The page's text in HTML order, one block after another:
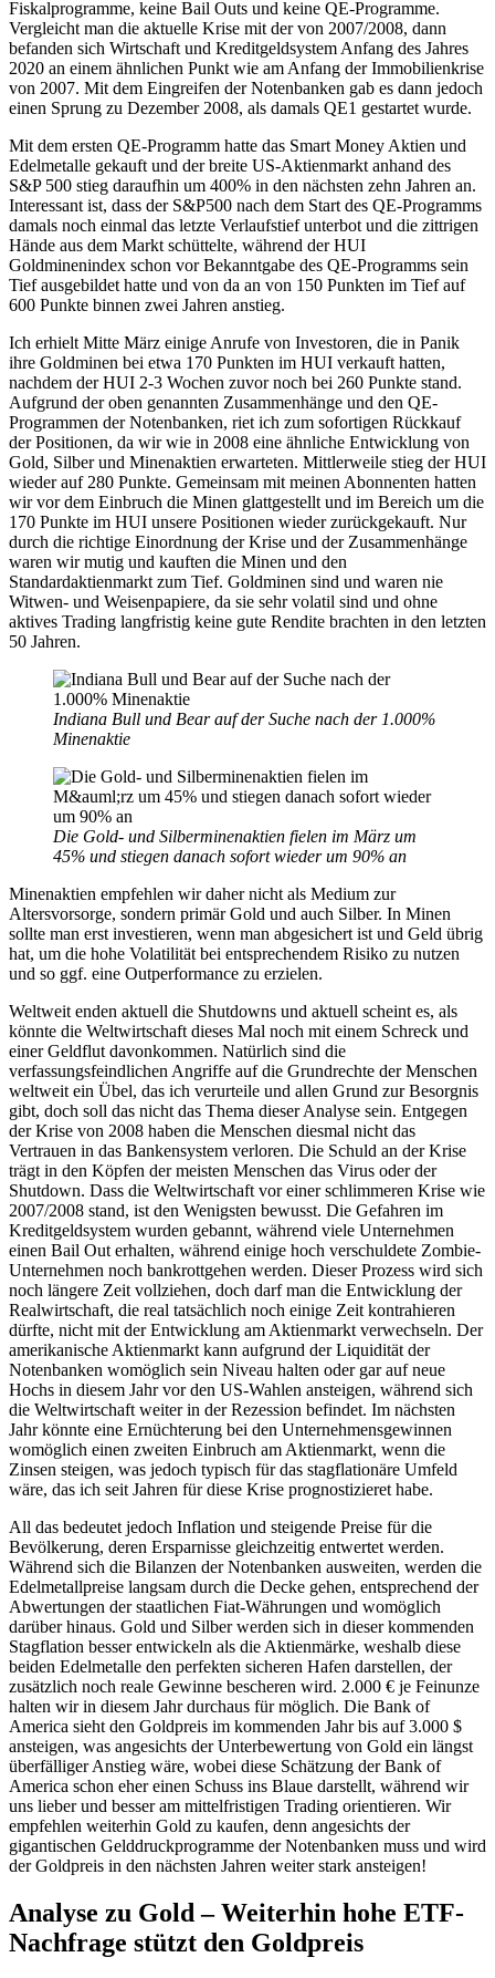
Fiskalprogramme, keine Bail Outs und keine QE-Programme.
Vergleicht man die aktuelle Krise mit der von 2007/2008, dann
befanden sich Wirtschaft und Kreditgeldsystem Anfang des Jahres
2020 an einem ähnlichen Punkt wie am Anfang der Immobilienkrise
von 2007. Mit dem Eingreifen der Notenbanken gab es dann jedoch
einen Sprung zu Dezember 2008, als damals QE1 gestartet wurde.
Mit dem ersten QE-Programm hatte das Smart Money Aktien und
Edelmetalle gekauft und der breite US-Aktienmarkt anhand des
S&P 500 stieg daraufhin um 400% in den nächsten zehn Jahren an.
Interessant ist, dass der S&P500 nach dem Start des QE-Programms
damals noch einmal das letzte Verlaufstief unterbot und die zittrigen
Hände aus dem Markt schüttelte, während der HUI
Goldminenindex schon vor Bekanntgabe des QE-Programms sein
Tief ausgebildet hatte und von da an von 150 Punkten im Tief auf
600 Punkte binnen zwei Jahren anstieg.
Ich erhielt Mitte März einige Anrufe von Investoren, die in Panik
ihre Goldminen bei etwa 170 Punkten im HUI verkauft hatten,
nachdem der HUI 2-3 Wochen zuvor noch bei 260 Punkte stand.
Aufgrund der oben genannten Zusammenhänge und den QE-
Programmen der Notenbanken, riet ich zum sofortigen Rückkauf
der Positionen, da wir wie in 2008 eine ähnliche Entwicklung von
Gold, Silber und Minenaktien erwarteten. Mittlerweile stieg der HUI
wieder auf 280 Punkte. Gemeinsam mit meinen Abonnenten hatten
wir vor dem Einbruch die Minen glattgestellt und im Bereich um die
170 Punkte im HUI unsere Positionen wieder zurückgekauft. Nur
durch die richtige Einordnung der Krise und der Zusammenhänge
waren wir mutig und kauften die Minen und den
Standardaktienmarkt zum Tief. Goldminen sind und waren nie
Witwen- und Weisenpapiere, da sie sehr volatil sind und ohne
aktives Trading langfristig keine gute Rendite brachten in den letzten
50 Jahren.
Indiana Bull und Bear auf der Suche nach der 1.000%
Minenaktie
Die Gold- und Silberminenaktien fielen im März um
45% und stiegen danach sofort wieder um 90% an
Minenaktien empfehlen wir daher nicht als Medium zur
Altersvorsorge, sondern primär Gold und auch Silber. In Minen
sollte man erst investieren, wenn man abgesichert ist und Geld übrig
hat, um die hohe Volatilität bei entsprechendem Risiko zu nutzen
und so ggf. eine Outperformance zu erzielen.
Weltweit enden aktuell die Shutdowns und aktuell scheint es, als
könnte die Weltwirtschaft dieses Mal noch mit einem Schreck und
einer Geldflut davonkommen. Natürlich sind die
verfassungsfeindlichen Angriffe auf die Grundrechte der Menschen
weltweit ein Übel, das ich verurteile und allen Grund zur Besorgnis
gibt, doch soll das nicht das Thema dieser Analyse sein. Entgegen
der Krise von 2008 haben die Menschen diesmal nicht das
Vertrauen in das Bankensystem verloren. Die Schuld an der Krise
trägt in den Köpfen der meisten Menschen das Virus oder der
Shutdown. Dass die Weltwirtschaft vor einer schlimmeren Krise wie
2007/2008 stand, ist den Wenigsten bewusst. Die Gefahren im
Kreditgeldsystem wurden gebannt, während viele Unternehmen
einen Bail Out erhalten, während einige hoch verschuldete Zombie-
Unternehmen noch bankrottgehen werden. Dieser Prozess wird sich
noch längere Zeit vollziehen, doch darf man die Entwicklung der
Realwirtschaft, die real tatsächlich noch einige Zeit kontrahieren
dürfte, nicht mit der Entwicklung am Aktienmarkt verwechseln. Der
amerikanische Aktienmarkt kann aufgrund der Liquidität der
Notenbanken womöglich sein Niveau halten oder gar auf neue
Hochs in diesem Jahr vor den US-Wahlen ansteigen, während sich
die Weltwirtschaft weiter in der Rezession befindet. Im nächsten
Jahr könnte eine Ernüchterung bei den Unternehmensgewinnen
womöglich einen zweiten Einbruch am Aktienmarkt, wenn die
Zinsen steigen, was jedoch typisch für das stagflationäre Umfeld
wäre, das ich seit Jahren für diese Krise prognostizieret habe.
All das bedeutet jedoch Inflation und steigende Preise für die
Bevölkerung, deren Ersparnisse gleichzeitig entwertet werden.
Während sich die Bilanzen der Notenbanken ausweiten, werden die
Edelmetallpreise langsam durch die Decke gehen, entsprechend der
Abwertungen der staatlichen Fiat-Währungen und womöglich
darüber hinaus. Gold und Silber werden sich in dieser kommenden
Stagflation besser entwickeln als die Aktienmärke, weshalb diese
beiden Edelmetalle den perfekten sicheren Hafen darstellen, der
zusätzlich noch reale Gewinne bescheren wird. 2.000 € je Feinunze
halten wir in diesem Jahr durchaus für möglich. Die Bank of
America sieht den Goldpreis im kommenden Jahr bis auf 3.000 $
ansteigen, was angesichts der Unterbewertung von Gold ein längst
überfälliger Anstieg wäre, wobei diese Schätzung der Bank of
America schon eher einen Schuss ins Blaue darstellt, während wir
uns lieber und besser am mittelfristigen Trading orientieren. Wir
empfehlen weiterhin Gold zu kaufen, denn angesichts der
gigantischen Gelddruckprogramme der Notenbanken muss und wird
der Goldpreis in den nächsten Jahren weiter stark ansteigen!
Analyse zu Gold – Weiterhin hohe ETF-
Nachfrage stützt den Goldpreis